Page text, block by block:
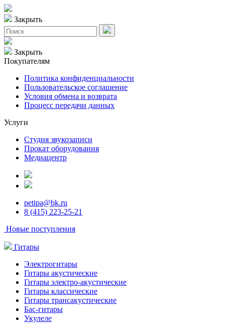
Закрыть
Закрыть
Покупателям
Политика конфиденциальности
Пользовательское соглашение
Условия обмена и возврата
Процесс передачи данных
Услуги
Студия звукозаписи
Прокат оборудования
Медиацентр
petipa@bk.ru
8 (415) 223-25-21
Новые поступления
Гитары
Электрогитары
Гитары акустические
Гитары электро-акустические
Гитары классические
Гитары трансакустические
Бас-гитары
Укулеле